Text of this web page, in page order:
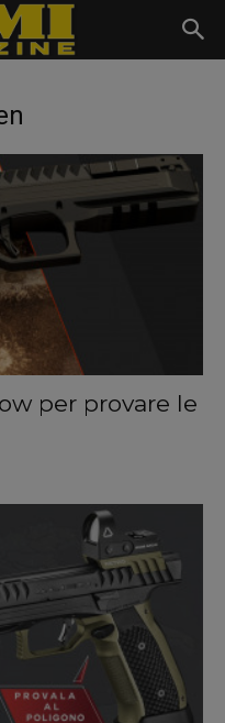
per provare le